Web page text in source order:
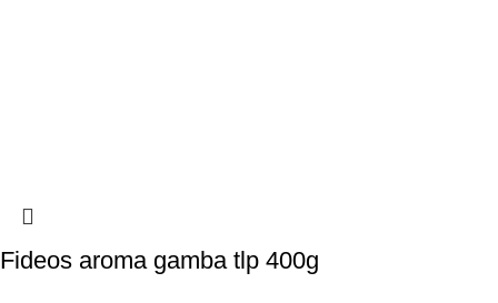
Fideos aroma gamba tlp 400g